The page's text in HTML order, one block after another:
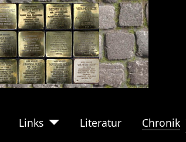
Links Literatur Chronik